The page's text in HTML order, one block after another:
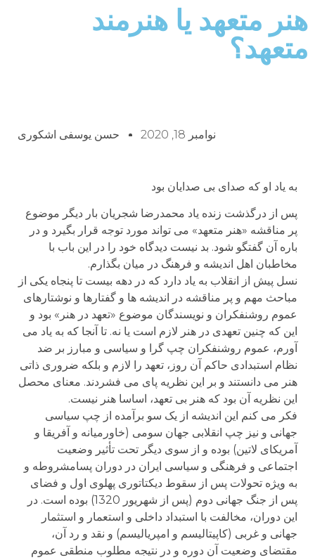
هنر متعهد یا هنرمند
متعهد؟
نوامبر 18, 2020 حسن یوسفی اشکوری
به یاد او که صدای بی صدایان بود
پس از درگذشت زنده یاد محمدرضا شجریان بار دیگر موضوع
پر مناقشه «هنر متعهد» می تواند مورد توجه قرار بگیرد و در
باره آن گفتگو شود. بد نیست دیدگاه خود را در این باب با
مخاطبان اهل اندیشه و فرهنگ در میان بگذارم.
نسل پیش از انقلاب به یاد دارد که در دهه بیست تا پنجاه یکی از
مباحث مهم و پر مناقشه در اندیشه ها و گفتارها و نوشتارهای
عموم روشنفکران و نویسندگان موضوع «تعهد در هنر» بود و
این که چنین تعهدی در هنر لازم است یا نه. تا آنجا که به یاد می
آورم، عموم روشنفکران چپ گرا و سیاسی و مبارز بر ضد
نظام استبدادی حاکم آن روز، تعهد را لازم و بلکه ضروری ذاتی
هنر می دانستند و بر این نظریه پای می فشردند. معنای محصل
این نظریه آن بود که هنر بی تعهد، اساسا هنر نیست.
فکر می کنم این اندیشه از یک سو برآمده از چپ سیاسی
جهانی و نیز چپ انقلابی جهان سومی (خاورمیانه و آفریقا و
آمریکای لاتین) بوده و از سوی دیگر تحت تأثیر وضعیت
اجتماعی و فرهنگی و سیاسی ایران در دوران پسامشروطه و
به ویژه تحولات پس از سقوط دیکتاتوری پهلوی اول و فضای
پس از جنگ جهانی دوم (پس از شهریور 1320) بوده است. در
این دوران، مخالفت با استبداد داخلی و استعمار و استثمار
جهانی و غربی (کاپیتالیسم و امپریالیسم) و نقد و رد آن،
مقتضای وضعیت آن دوره و در نتیجه مطلوب منطقی عموم